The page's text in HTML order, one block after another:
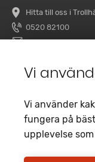
Hitta till oss i
0520 82100
Copyright 2020
Vi
Vi använder
fungera på
upplevelse